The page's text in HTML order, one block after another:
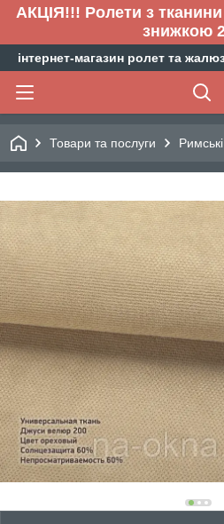
АКЦІЯ!!! Ролети з тканини
знижкою
інтернет-магазин ролет та
Товари та послуги